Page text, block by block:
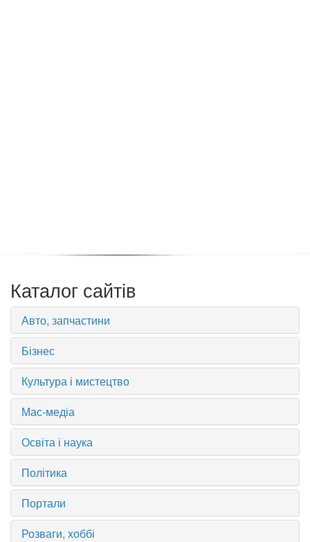
Каталог сайтів
Авто, запчастини
Бізнес
Культура і мистецтво
Мас-медіа
Освіта і наука
Політика
Портали
Розваги, хоббі